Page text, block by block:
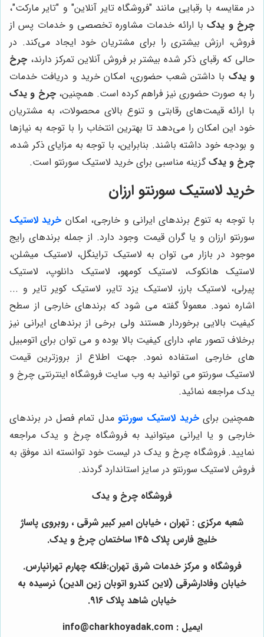
در مقایسه با رقبایی مانند "فروشگاه تایر آنلاین" و "تایر مارکت"،
چرخ و یدکبا ارائه خدمات مشاوره تخصصی و خدمات پس از
فروش، ارزش بیشتری را برای مشتریان خود ایجاد می‌کند. در
حالی که رقبای ذکر شده بیشتر بر فروش آنلاین تمرکز دارند، چرخ
و یدک با داشتن شعب حضوری، امکان خرید و دریافت خدمات
را به صورت حضوری نیز فراهم کرده است. همچنین،چرخ و یدک
با ارائه قیمت‌های رقابتی و تنوع بالای محصولات، به مشتریان
خود این امکان را می‌دهد تا بهترین انتخاب را با توجه به نیازها
و بودجه خود داشته باشند. بنابراین، با توجه به مزایای ذکر شده،
چرخ و یدکگزینه مناسبی برای خرید لاستیک سورنتو است.
خرید لاستیک سورنتو ارزان
با توجه به تنوع برندهای ایرانی و خارجی، امکان خرید لاستیک
سورنتو ارزان و یا گران قیمت وجود دارد. از جمله برندهای رایج
موجود در بازار می توان به لاستیک تراینگل، لاستیک میشلن،
لاستیک هانکوک، لاستیک کومهو، لاستیک دانلوپ، لاستیک
پیرلی، لاستیک بارز، لاستیک یزد تایر، لاستیک کویر تایر و ...
اشاره نمود. معمولاً گفته می شود که برندهای خارجی از سطح
کیفیت بالایی برخوردار هستند ولی برخی از برندهای ایرانی نیز
برخلاف تصور عام، دارای کیفیت بالا بوده و می توان برای اتومبیل
های خارجی استفاده نمود. جهت اطلاع از بروزترین قیمت
لاستیک سورنتو می توانید به وب سایت فروشگاه اینترنتی چرخ و
یدک مراجعه نمائید.
همچنین برایخرید لاستیک سورنتومدل تمام فصل در برندهای
خارجی و یا ایرانی میتوانید به فروشگاه چرخ و یدک مراجعه
نمایید. فروشگاه چرخ و یدک در لیست خود توانسته اند موفق به
فروش لاستیک سورنتو در سایز استاندارد گردند.
فروشگاه چرخ و یدک
شعبه مرکزی : تهران ، خیابان امیر کبیر شرقی ، روبروی پاساژ
خلیج فارس پلاک ۱۴۵ ساختمان چرخ و یدک.
فروشگاه و مرکز خدمات شرق تهران:فلکه چهارم تهرانپارس.
خیابان وفادارشرقی (لاین کندرو اتوبان زین الدین) نرسیده به
خیابان شاهد پلاک 916.
ایمیل : info@charkhoyadak.com